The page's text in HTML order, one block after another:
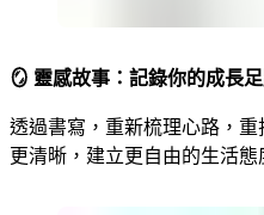
🪞 靈感故事：記錄你的成長
透過書寫，重新梳理心路，
更清晰，建立更自由的生活態